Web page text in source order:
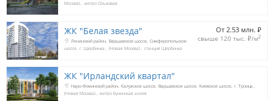
Москва)
метро Ольховая
ЖК "Белая звезда" От 2.53 млн. ₽
свыше 120 тыс. ₽/м2
Ленинский район Варшавское шоссе Симферопольское
шоссе г. Щербинка (Новая Москва) станция Щербинка
ЖК "Ирландский квартал"
Наро-Фоминский район Калужское шоссе Варшавское шоссе Киевское шоссе г. Троицк
(Новая Москва)
метро Бунинская аллея